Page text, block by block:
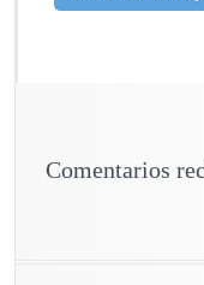
Comentarios